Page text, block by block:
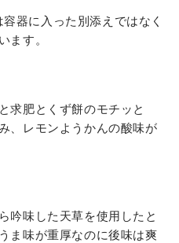
器に入った別添えではなく
ます。
求肥とくず餅のモチッと
、レモンようかんの酸味が
吟味した天草を使用したと
ま味が重厚なのに後味は爽